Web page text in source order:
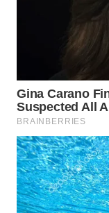
TIMUR
WN
SEMARANG
WN
SOLO